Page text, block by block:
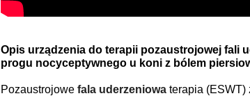
Opis urządzenia do terapii pozaustrojowej fali
progu nocyceptywnego u koni z bólem
Pozaustrojowe fala uderzeniowa terapia (ESWT)